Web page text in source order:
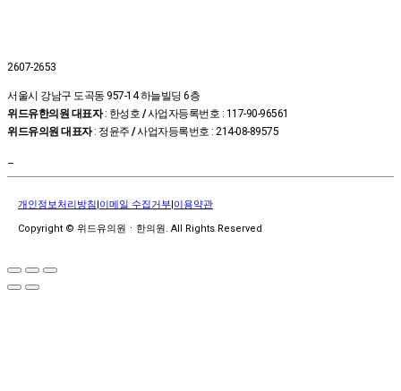
2607-2653
서울시 강남구 도곡동 957-14 하늘빌딩 6층
위드유한의원 대표자: 한성호 /사업자등록번호 : 117-90-96561
위드유의원 대표자: 정윤주 /사업자등록번호 : 214-08-89575
–
개인정보처리방침|이메일 수집거부|이용약관
Copyright © 위드유의원ㆍ한의원. All Rights Reserved